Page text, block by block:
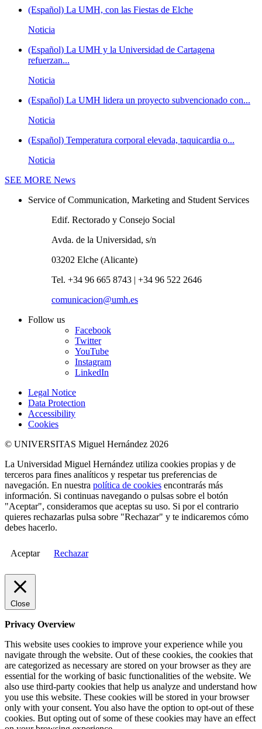
(Español) La UMH, con las Fiestas de Elche
Noticia
(Español) La UMH y la Universidad de Cartagena
refuerzan...
Noticia
(Español) La UMH lidera un proyecto subvencionado con...
Noticia
(Español) Temperatura corporal elevada, taquicardia o...
Noticia
SEE MORE News
Service of Communication, Marketing and Student Services
Edif. Rectorado y Consejo Social
Avda. de la Universidad, s/n
03202 Elche (Alicante)
Tel. +34 96 665 8743 | +34 96 522 2646
comunicacion@umh.es
Follow us
Facebook
Twitter
YouTube
Instagram
LinkedIn
Legal Notice
Data Protection
Accessibility
Cookies
© UNIVERSITAS Miguel Hernández 2026
La Universidad Miguel Hernández utiliza cookies propias y de
terceros para fines analíticos y respetar tus preferencias de
navegación. En nuestra política de cookies encontrarás más
información. Si continuas navegando o pulsas sobre el botón
"Aceptar", consideramos que aceptas su uso. Si por el contrario
quieres rechazarlas pulsa sobre "Rechazar" y te indicaremos cómo
debes hacerlo.
Aceptar Rechazar
Close
Privacy Overview
This website uses cookies to improve your experience while you
navigate through the website. Out of these cookies, the cookies that
are categorized as necessary are stored on your browser as they are
essential for the working of basic functionalities of the website. We
also use third-party cookies that help us analyze and understand how
you use this website. These cookies will be stored in your browser
only with your consent. You also have the option to opt-out of these
cookies. But opting out of some of these cookies may have an effect